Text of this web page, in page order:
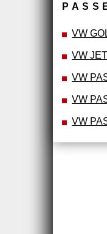
VW
VW
VW
VW
VW